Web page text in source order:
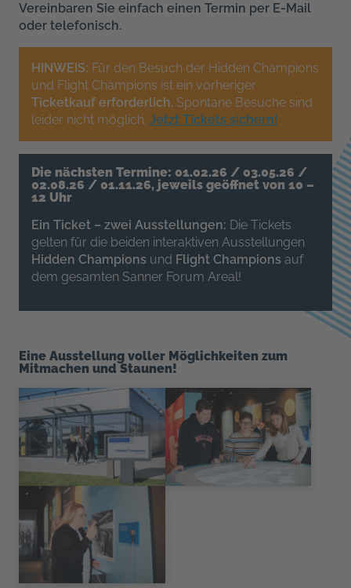
Vereinbaren Sie einfach einen Termin per E-Mail
oder telefonisch.
HINWEIS: Für den Besuch der Hidden Champions
und Flight Champions ist ein vorheriger
Ticketkauf erforderlich. Spontane Besuche sind
leider nicht möglich. Jetzt Tickets sichern!
Die nächsten Termine: 01.02.26 / 03.05.26 /
02.08.26 / 01.11.26, jeweils geöffnet von 10 –
12 Uhr
Ein Ticket – zwei Ausstellungen: Die Tickets
gelten für die beiden interaktiven Ausstellungen
Hidden Champions und Flight Champions auf
dem gesamten Sanner Forum Areal!
Eine Ausstellung voller Möglichkeiten zum
Mitmachen und Staunen!